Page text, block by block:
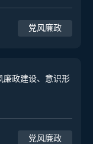
党风廉政
廉政建设、意识形
党风廉政